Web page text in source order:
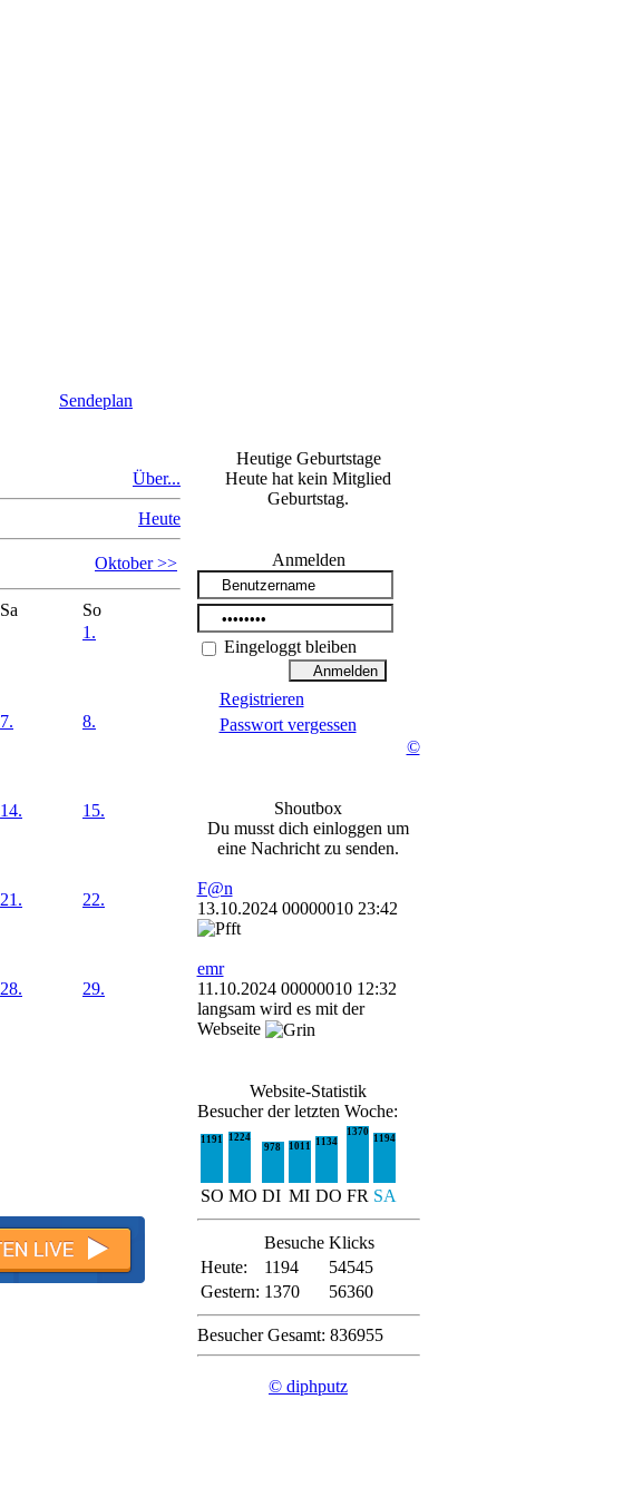
Sendeplan
Über...
Heute
Oktober >>
Sa
So
1.
7. 8.
14. 15.
21. 22.
28. 29.
Heutige Geburtstage
Heute hat kein Mitglied
Geburtstag.
Anmelden
Eingeloggt bleiben
Registrieren
Passwort vergessen
©
Shoutbox
Du musst dich einloggen um
eine Nachricht zu senden.
F@n
13.10.2024 00000010 23:42
emr
11.10.2024 00000010 12:32
langsam wird es mit der
Webseite
Website-Statistik
Besucher der letzten Woche:
1191
1224
978
1011 1134
1370
1194
SO MO DI MI DO FR SA
Besuche Klicks
Heute:
1194
54545
Gestern: 1370 56360
Besucher Gesamt: 836955
© diphputz